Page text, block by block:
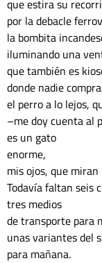
que estira su
por la debacle
la bombita
iluminando una
que también es
donde nadie
el perro a lo lejos,
–me doy cuenta al
es un gato
enorme,
mis ojos, que
Todavía faltan seis
tres medios
de transporte para
unas variantes del
para mañana.